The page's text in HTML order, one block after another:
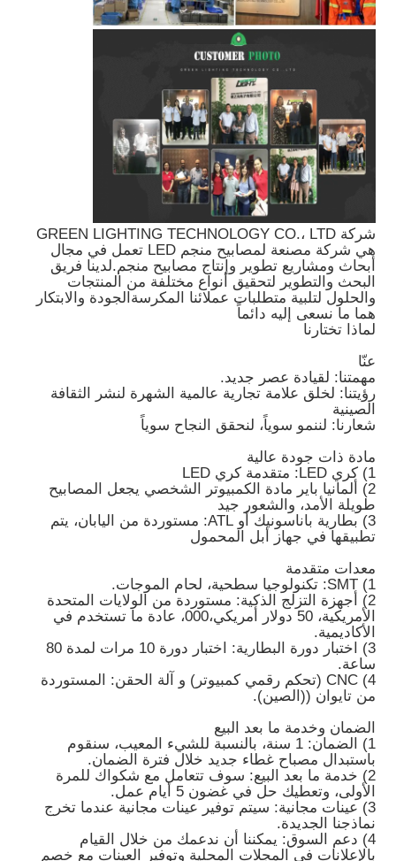
شركة GREEN LIGHTING TECHNOLOGY CO.، LTD
هي شركة مصنعة لمصابيح منجم LED تعمل في مجال
أبحاث ومشاريع تطوير وإنتاج مصابيح منجم.لدينا فريق
البحث والتطوير لتحقيق أنواع مختلفة من المنتجات
والحلول لتلبية متطلبات عملائنا المكرسةالجودة والابتكار
هما ما نسعى إليه دائماً
لماذا تختارنا
عنّا
مهمتنا: لقيادة عصر جديد.
رؤيتنا: لخلق علامة تجارية عالمية الشهرة لنشر الثقافة
الصينية
شعارنا: لننمو سوياً، لنحقق النجاح سوياً
مادة ذات جودة عالية
1) كري LED: متقدمة كري LED
2) ألمانيا باير مادة الكمبيوتر الشخصي يجعل المصابيح
طويلة الأمد، والشعور جيد
3) بطارية باناسونيك أو ATL: مستوردة من اليابان، يتم
تطبيقها في جهاز أبل المحمول
معدات متقدمة
1) SMT: تكنولوجيا سطحية، لحام الموجات.
2) أجهزة التزلج الذكية: مستوردة من الولايات المتحدة
الأمريكية، 50 دولار أمريكي،000، عادة ما تستخدم في
الأكاديمية.
3) اختبار دورة البطارية: اختبار دورة 10 مرات لمدة 80
ساعة.
4) CNC (تحكم رقمي كمبيوتر) و آلة الحقن: المستوردة
من تايوان ((الصين).
الضمان وخدمة ما بعد البيع
1) الضمان: 1 سنة، بالنسبة للشيء المعيب، سنقوم
باستبدال مصباح غطاء جديد خلال فترة الضمان.
2) خدمة ما بعد البيع: سوف تتعامل مع شكواك للمرة
الأولى، وتعطيك حل في غضون 5 أيام عمل.
3) عينات مجانية: سيتم توفير عينات مجانية عندما تخرج
نماذجنا الجديدة.
4) دعم السوق: يمكننا أن ندعمك من خلال القيام
بالإعلانات في المجلات المحلية وتوفير العينات مع خصم